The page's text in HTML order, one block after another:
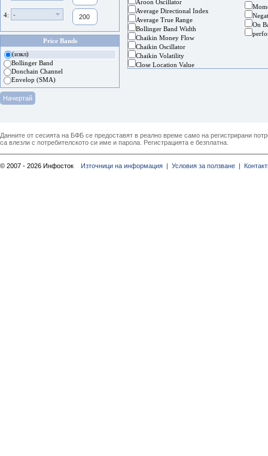
4: -
Price Bands
(изкл)
Bollinger Band
Donchain Channel
Envelop (SMA)
Aroon Oscillator
Average Directional Index
Average True Range
Bollinger Band Width
Chaikin Money Flow
Chaikin Oscillator
Chaikin Volatility
Close Location Value
On
Данните от сесията на БФБ се предоставят в реално време само на регистрирани
са влезли с потребителското си име и парола. Регистрацията е безплатна.
© 2007 - 2026 Инфосток Източници на информация | Условия за ползване |